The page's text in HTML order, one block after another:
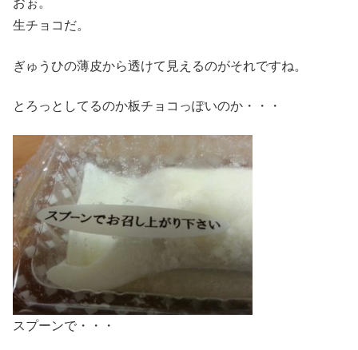
おぉ。
生チョコだ。
ぎゅうひの薄皮から透けて見えるのがそれですね。
とろっとしてるのか板チョコっぽいのか・・・
スプーンで・・・